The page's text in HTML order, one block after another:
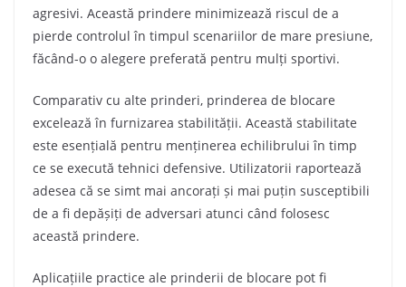
agresivi. Această prindere minimizează riscul de a
pierde controlul în timpul scenariilor de mare presiune,
făcând-o o alegere preferată pentru mulți sportivi.
Comparativ cu alte prinderi, prinderea de blocare
excelează în furnizarea stabilității. Această stabilitate
este esențială pentru menținerea echilibrului în timp
ce se execută tehnici defensive. Utilizatorii raportează
adesea că se simt mai ancorați și mai puțin susceptibili
de a fi depășiți de adversari atunci când folosesc
această prindere.
Aplicațiile practice ale prinderii de blocare pot fi